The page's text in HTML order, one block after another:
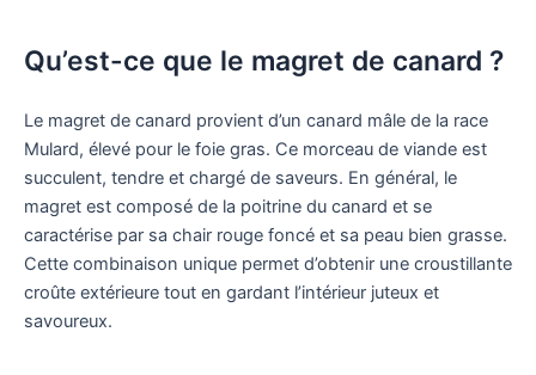
Qu’est-ce que le magret de canard ?
Le magret de canard provient d’un canard mâle de la race
Mulard, élevé pour le foie gras. Ce morceau de viande est
succulent, tendre et chargé de saveurs. En général, le
magret est composé de la poitrine du canard et se
caractérise par sa chair rouge foncé et sa peau bien grasse.
Cette combinaison unique permet d’obtenir une croustillante
croûte extérieure tout en gardant l’intérieur juteux et
savoureux.